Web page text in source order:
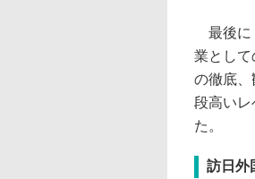
最後に
業として
の徹底、
段高いレ
た。
訪日外